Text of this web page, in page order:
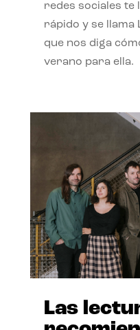
redes sociales te
rápido y se llama
que nos diga
verano para ella.
Las